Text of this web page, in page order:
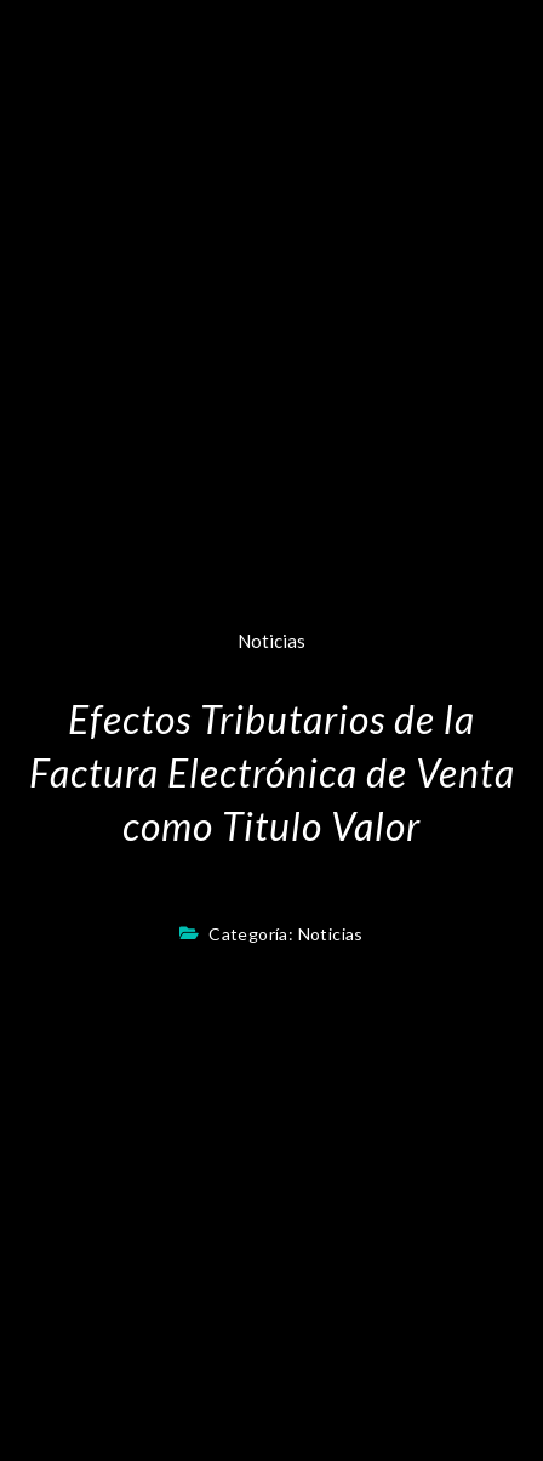
Noticias
Efectos Tributarios de la
Factura Electrónica de Venta
como Titulo Valor
Categoría: Noticias